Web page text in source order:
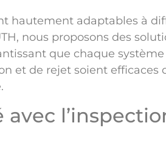
hautement adaptables à
nous proposons des
que chaque
et de rejet soient efficaces